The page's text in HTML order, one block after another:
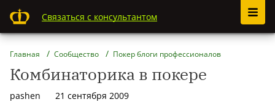
Связаться с консультантом
Главная Сообщество Покер блоги профессионалов
Комбинаторика в покере
pashen
21 сентября 2009